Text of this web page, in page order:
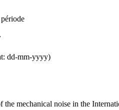
dd-mm-yyyy)
the mechanical noise in the